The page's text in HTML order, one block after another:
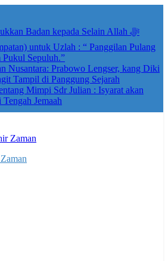
Isyarat Dilarang Menundukkan Badan kepada Selain Allah ﷻ
untuk Uzlah : “ Panggilan Pulang
Pukul Sepuluh.”
Nusantara: Prabowo Lengser, kang Diki
Tampil di Panggung Sejarah
Mimpi Sdr Julian : Isyarat akan
Jemaah